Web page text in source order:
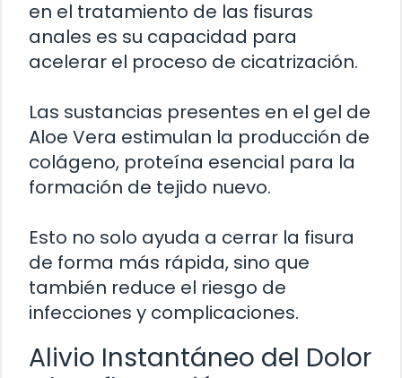
en el tratamiento de las fisuras
anales es su capacidad para
acelerar el proceso de cicatrización.
Las sustancias presentes en el gel de
Aloe Vera estimulan la producción de
colágeno, proteína esencial para la
formación de tejido nuevo.
Esto no solo ayuda a cerrar la fisura
de forma más rápida, sino que
también reduce el riesgo de
infecciones y complicaciones.
Alivio Instantáneo del Dolor